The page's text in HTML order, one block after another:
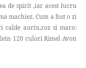
de spirit ,iar acest lucru
machiez. Cum a fost o zi
calde auriu,roz si maro:
120 culori Rimel Avon